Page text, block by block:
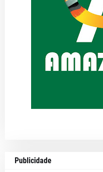
Publicidade